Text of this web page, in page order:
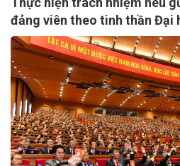
đảng viên theo tinh thần Đại